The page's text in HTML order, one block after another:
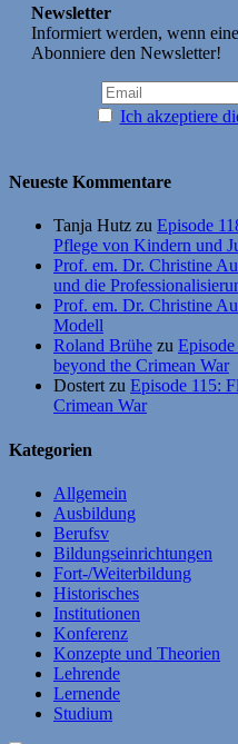
Beiträge
Newsletter
Informiert werden, wenn
Abonniere den Newsletter!
Ich akzeptiere
Neueste Kommentare
Tanja Hutz zu Episode
Pflege von Kindern und
Prof. em. Dr. Christine
und die
Prof. em. Dr. Christine
Modell
Roland Brühe zu
beyond the Crimean War
Dostert zu Episode 115:
Crimean War
Kategorien
Allgemein
Ausbildung
Berufsv
Bildungseinrichtungen
Fort-/Weiterbildung
Historisches
Institutionen
Konferenz
Konzepte und Theorien
Lehrende
Lernende
Studium